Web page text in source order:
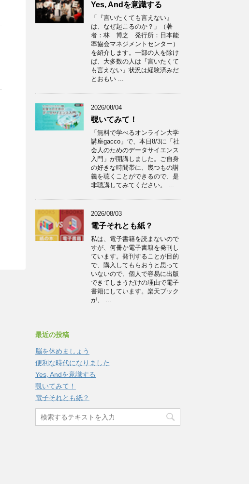
Yes, Andを意識する
「『言いたくても言えない』
は、なぜ起こるのか？」（著
者：林 博之 発行所：日本能
率協会マネジメントセンター）
を紹介します。一部の人を除け
ば、大多数の人は『言いたくて
も言えない』状況は経験済みだ
とおもい ...
2026/08/04
覗いてみて！
「無料で学べるオンライン大学
講座gacco」で、本日8/3に「社
会人のためのデータサイエンス
入門」が開講しました。ご自身
の好きな時間帯に、幾つもの講
義を聴くことができるので、是
非聴講してみてください。 ...
2026/08/03
電子それとも紙？
私は、電子書籍を読まないので
すが、何冊か電子書籍を発刊し
ています。発刊することが目的
で、購入してもらおうと思って
いないので、個人で容易に出版
できてしまうだけの理由で電子
書籍にしています。楽天ブック
が、 ...
最近の投稿
脳を休めましょう
便利な時代になりました
Yes, Andを意識する
覗いてみて！
電子それとも紙？